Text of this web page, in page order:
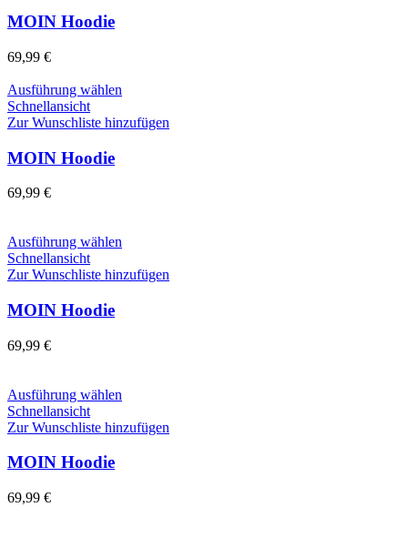
auf
der
Produktseite
MOIN Hoodie
69,99 €
Ausführung wählen
weist
der
Produktseite
gewählt
Schnellansicht
Zur Wunschliste hinzufügen
MOIN Hoodie
69,99 €
Ausführung wählen
weist
der
Produktseite
gewählt
Schnellansicht
Zur Wunschliste hinzufügen
MOIN Hoodie
69,99 €
Ausführung wählen
weist
Schnellansicht
Zur Wunschliste hinzufügen
MOIN Hoodie
69,99 €